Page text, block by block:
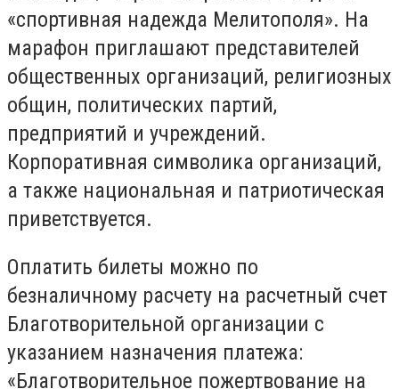
«спортивная надежда Мелитополя». На
марафон приглашают представителей
общественных организаций, религиозных
общин, политических партий,
предприятий и учреждений.
Корпоративная символика организаций,
а также национальная и патриотическая
приветствуется.
Оплатить билеты можно по
безналичному расчету на расчетный счет
Благотворительной организации с
указанием назначения платежа:
«Благотворительное пожертвование на